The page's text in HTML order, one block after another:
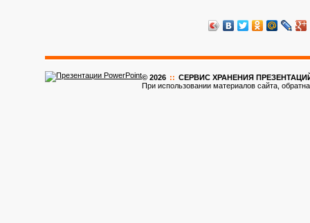
© 2026 :: CЕРВИС ХРАНЕНИЯ ПРЕЗЕНТАЦИЙ
При использовании материалов сайта,